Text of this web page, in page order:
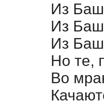
Из
Из
Из
Но те,
Во